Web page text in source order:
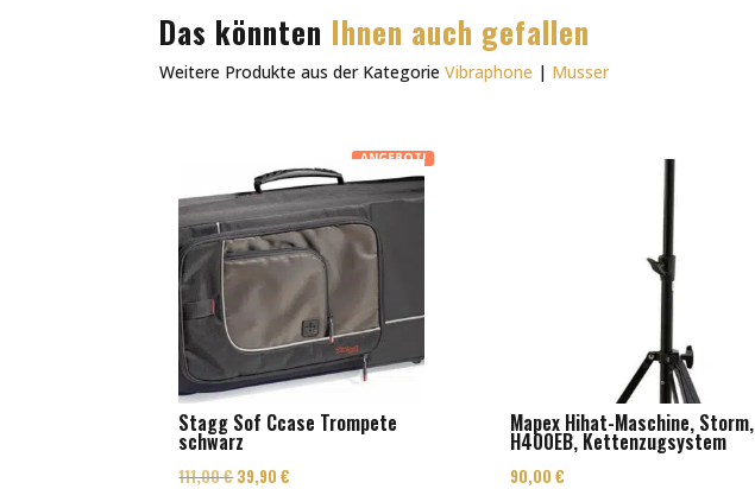
Das könnten Ihnen auch gefallen
Weitere Produkte aus der KategorieVibraphone | Musser
ANGEBOT!
Stagg Sof Ccase Trompete
schwarz
111,00€Ursprünglicher
39,90€
Mapex Hihat-Maschine, Storm,
H400EB, Kettenzugsystem
90,00€